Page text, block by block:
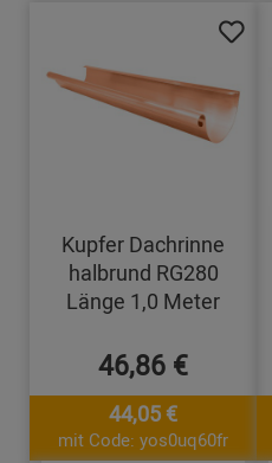
Kupfer Dachrinne
halbrund RG280
Länge 1,0 Meter
46,86 €
44,05 €
mit Code: yos0uq60fr